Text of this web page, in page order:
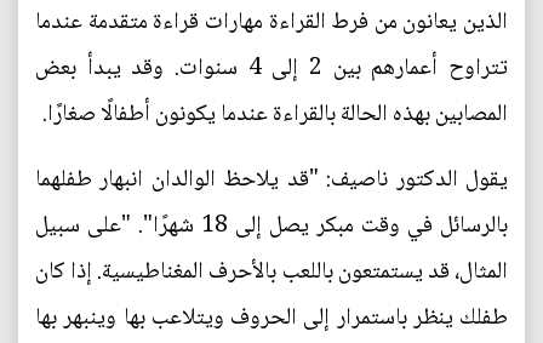
الذين يعانون من فرط القراءة مهارات قراءة متقدمة عندما
تتراوح أعمارهم بين 2 إلى 4 سنوات. وقد يبدأ بعض
المصابين بهذه الحالة بالقراءة عندما يكونون أطفالًا صغارًا.
يقول الدكتور ناصيف: "قد يلاحظ الوالدان انبهار طفلهما
بالرسائل في وقت مبكر يصل إلى 18 شهرًا". "على سبيل
المثال، قد يستمتعون باللعب بالأحرف المغناطيسية. إذا كان
طفلك ينظر باستمرار إلى الحروف ويتلاعب بها وينبهر بها